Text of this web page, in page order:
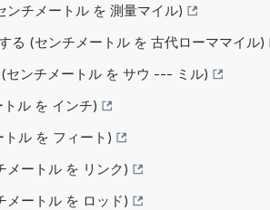
チメートル を 測量マイル)
る (センチメートル を 古代ローママイル)
ンチメートル を サウ --- ミル)
ル を インチ)
ル を フィート)
メートル を リンク)
メートル を ロッド)